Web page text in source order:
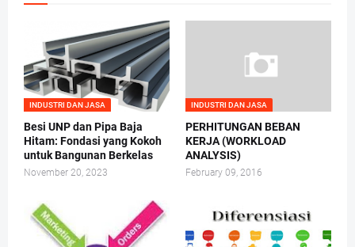
INDUSTRI DAN JASA
Besi UNP dan Pipa Baja
Hitam: Fondasi yang Kokoh
untuk Bangunan Berkelas
November 20, 2023
INDUSTRI DAN JASA
PERHITUNGAN BEBAN
KERJA (WORKLOAD
ANALYSIS)
February 09, 2016